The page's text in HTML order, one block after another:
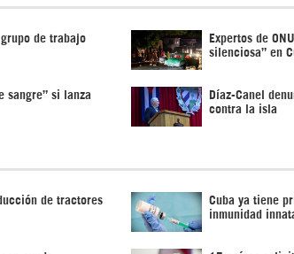
grupo de trabajo Expertos de
silenciosa” en
sangre” si lanza Díaz-Canel
contra la isla
de tractores Cuba ya tiene
inmunidad